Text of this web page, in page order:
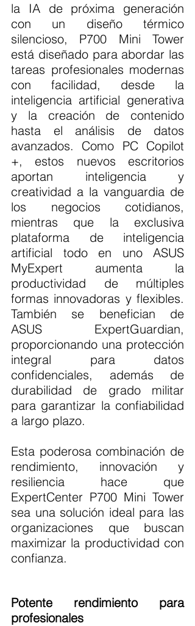
la IA de próxima generación
con un diseño térmico
silencioso, P700 Mini Tower
está diseñado para abordar las
tareas profesionales modernas
con facilidad, desde la
inteligencia artificial generativa
y la creación de contenido
hasta el análisis de datos
avanzados. Como PC Copilot
+, estos nuevos escritorios
aportan inteligencia y
creatividad a la vanguardia de
los negocios cotidianos,
mientras que la exclusiva
plataforma de inteligencia
artificial todo en uno ASUS
MyExpert aumenta la
productividad de múltiples
formas innovadoras y flexibles.
También se benefician de
ASUS ExpertGuardian,
proporcionando una protección
integral para datos
confidenciales, además de
durabilidad de grado militar
para garantizar la confiabilidad
a largo plazo.
Esta poderosa combinación de
rendimiento, innovación y
resiliencia hace que
ExpertCenter P700 Mini Tower
sea una solución ideal para las
organizaciones que buscan
maximizar la productividad con
confianza.
Potente rendimiento para
profesionales